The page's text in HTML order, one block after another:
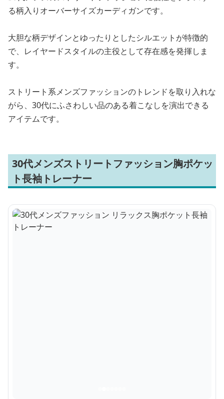
る柄入りオーバーサイズカーディガンです。
大胆な柄デザインとゆったりとしたシルエットが特徴的
で、レイヤードスタイルの主役として存在感を発揮しま
す。
ストリート系メンズファッションのトレンドを取り入れな
がら、30代にふさわしい品のある着こなしを演出できる
アイテムです。
30代メンズストリートファッション胸ポケッ
ト長袖トレーナー